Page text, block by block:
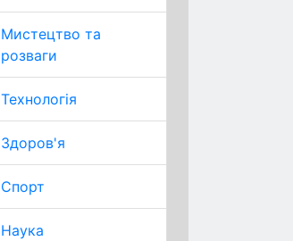
Мистецтво та
розваги
Технологія
Здоров'я
Спорт
Наука